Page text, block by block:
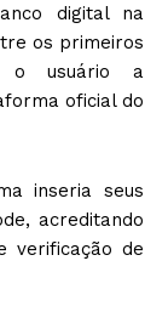
digital na
os primeiros
o usuário a
oficial do
inseria seus
acreditando
verificação de